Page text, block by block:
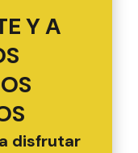
Y A
disfrutar